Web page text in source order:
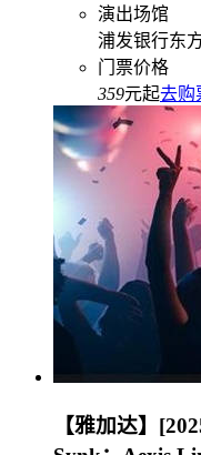
演出场馆
浦发银行东
门票价格
359元起去购
【雅加达】